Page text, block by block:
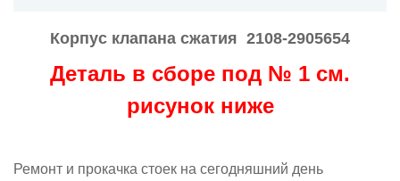
Корпус клапана сжатия 2108-2905654
Деталь в сборе под № 1 см.
рисунок ниже
Ремонт и прокачка стоек на сегодняшний день